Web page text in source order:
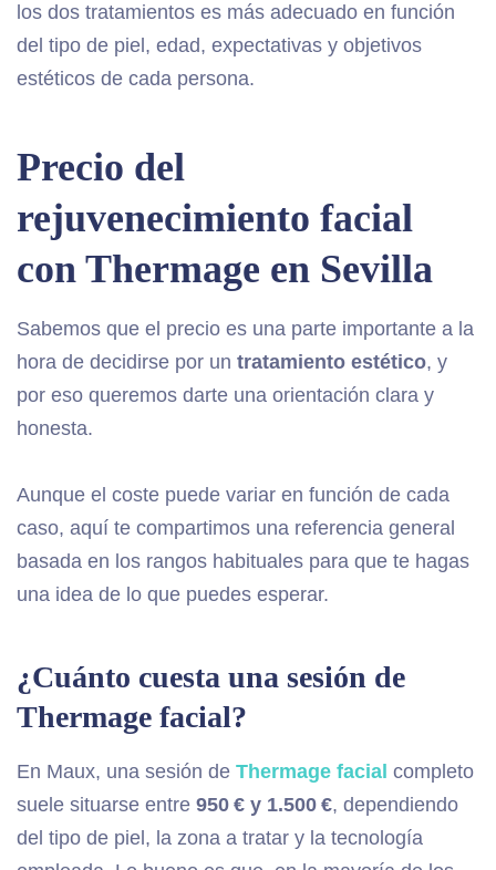
los dos tratamientos es más adecuado en función
del tipo de piel, edad, expectativas y objetivos
estéticos de cada persona.
Precio del
rejuvenecimiento facial
con Thermage en Sevilla
Sabemos que el precio es una parte importante a la
hora de decidirse por un tratamiento estético, y
por eso queremos darte una orientación clara y
honesta.
Aunque el coste puede variar en función de cada
caso, aquí te compartimos una referencia general
basada en los rangos habituales para que te hagas
una idea de lo que puedes esperar.
¿Cuánto cuesta una sesión de
Thermage facial?
En Maux, una sesión de Thermage facial completo
suele situarse entre 950 € y 1.500 €, dependiendo
del tipo de piel, la zona a tratar y la tecnología